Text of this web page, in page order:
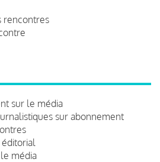
rencontres
sur le média
sur abonnement
média